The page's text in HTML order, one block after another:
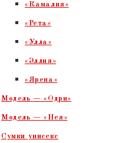
«Камалия»
«Рета»
«Улла»
«Эллия»
«Ярена»
Модель — «Одри»
Модель — «Нея»
Сумки унисекс